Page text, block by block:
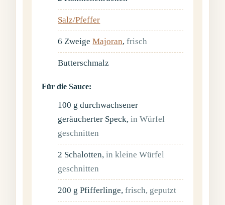
Salz/Pfeffer
6 Zweige Majoran,frisch
Butterschmalz
Für die Sauce:
100 g durchwachsener
geräucherter Speck,in Würfel
geschnitten
2 Schalotten,in kleine Würfel
geschnitten
200 g Pfifferlinge,frisch, geputzt